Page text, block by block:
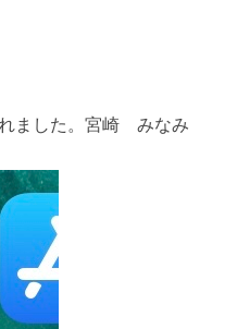
ました。宮崎 みなみ